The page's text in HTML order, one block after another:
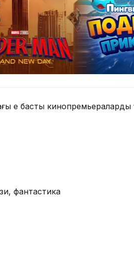
ең басты
фантастика